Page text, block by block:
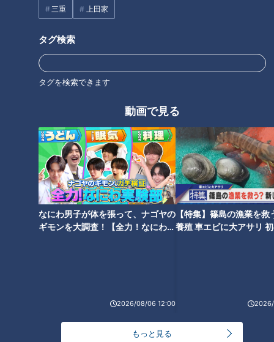
三重 上田家
タグ検索
タグを検索できます
動画で見る
なにわ男子が体を張って、ナゴヤの
ギモンを大調査！【全力！なにわ実
2026/08/06 12:00
【特集】篠島の漁業を救
養殖 車エビに大アサリ
もっと見る
タグ
オススメ関連コンテンツ
牡蠣が“40個”も入った赤から
鍋！？新感覚のとろろ飛騨牛鍋
も！名古屋の最新鍋をご紹介
最高ランクは“1泊300万円”！？
超高級ホテルからコスパ最強の
オールインクルーシブホテルま
特大平麺の“1本うどん”！？板ウ
黒毛和牛カルビが390円！？名
店の味が一堂に集結する韓国グ